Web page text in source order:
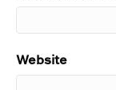
Website